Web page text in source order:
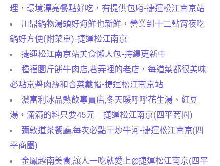
理，環境漂亮餐點好吃，有提供包廂-捷運松江南京站
川鼎鍋物湯頭好海鮮也新鮮，營業到十二點宵夜吃
鍋好方便(附菜單)-捷運松江南京
捷運松江南京站美食懶人包-持續更新中
種福園斤餅牛肉店,巷弄裡的老店，每道菜都很美味
必點京醬肉絲和合菜戴帽-捷運松江南京站
濃富利冰品熱飲專賣店,冬天暖呼呼花生湯、紅豆
湯，滿滿的料只要45元｜捷運松江南京(四平商圈)
彌敦道茶餐廳,每次必點干炒牛河-捷運松江南京(四
平商圈)
金鳳越南美食,讓人一吃就愛上@捷運松江南京(四平